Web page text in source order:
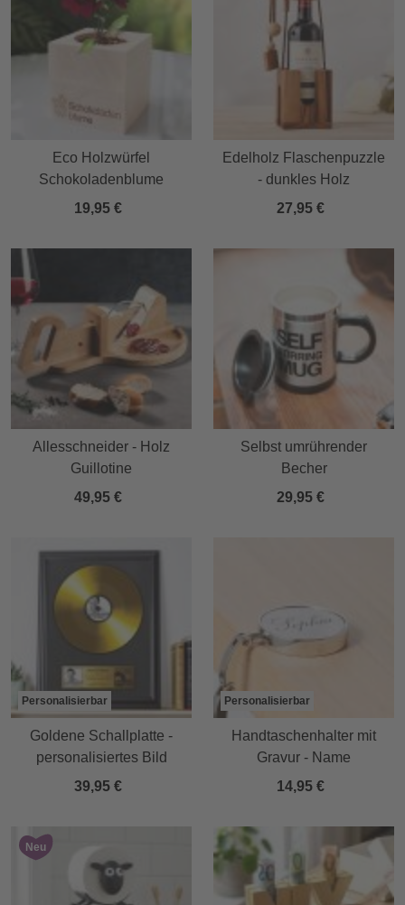
Eco Holzwürfel
Schokoladenblume
19,95 €
Edelholz Flaschenpuzzle
- dunkles Holz
27,95 €
Allesschneider - Holz
Guillotine
49,95 €
Selbst umrührender
Becher
29,95 €
Personalisierbar
Goldene Schallplatte -
personalisiertes Bild
39,95 €
Personalisierbar
Handtaschenhalter mit
Gravur - Name
14,95 €
Neu